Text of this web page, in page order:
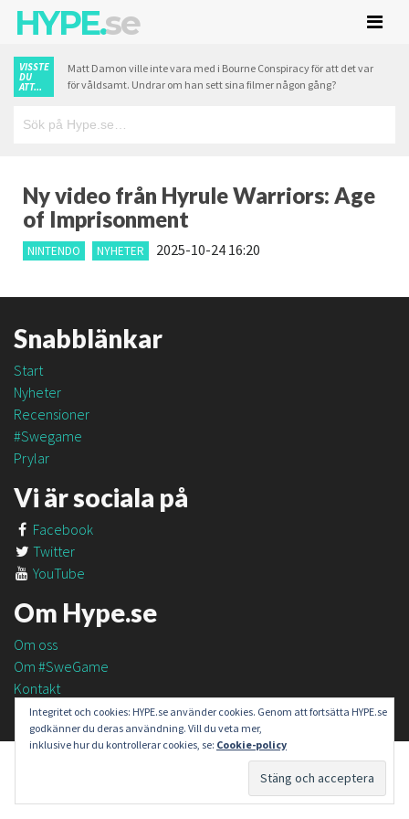
HYPE.se
VISSTE
DU
ATT...
Matt Damon ville inte vara med i Bourne Conspiracy för att det var
för våldsamt. Undrar om han sett sina filmer någon gång?
Ny video från Hyrule Warriors: Age
of Imprisonment
NINTENDO NYHETER 2025-10-24 16:20
Snabblänkar
Start
Nyheter
Recensioner
#Swegame
Prylar
Vi är sociala på
Facebook
Twitter
YouTube
Om Hype.se
Om oss
Om #SweGame
Kontakt
Integritet och cookies: HYPE.se använder cookies. Genom att fortsätta HYPE.se
godkänner du deras användning. Vill du veta mer,
inklusive hur du kontrollerar cookies, se: Cookie-policy